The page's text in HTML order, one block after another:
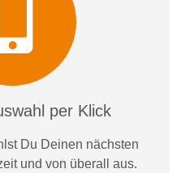
per Klick
Du Deinen nächsten
und von überall aus.